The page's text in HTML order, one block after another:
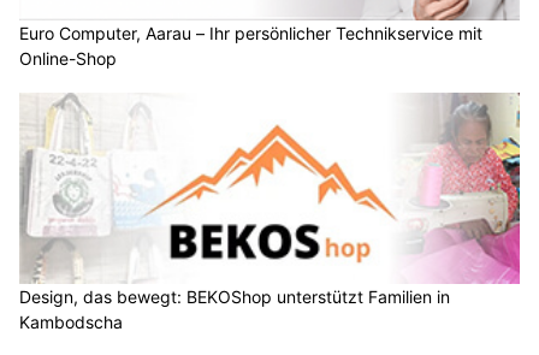
Euro Computer, Aarau – Ihr persönlicher Technikservice mit
Online-Shop
Design, das bewegt: BEKOShop unterstützt Familien in
Kambodscha